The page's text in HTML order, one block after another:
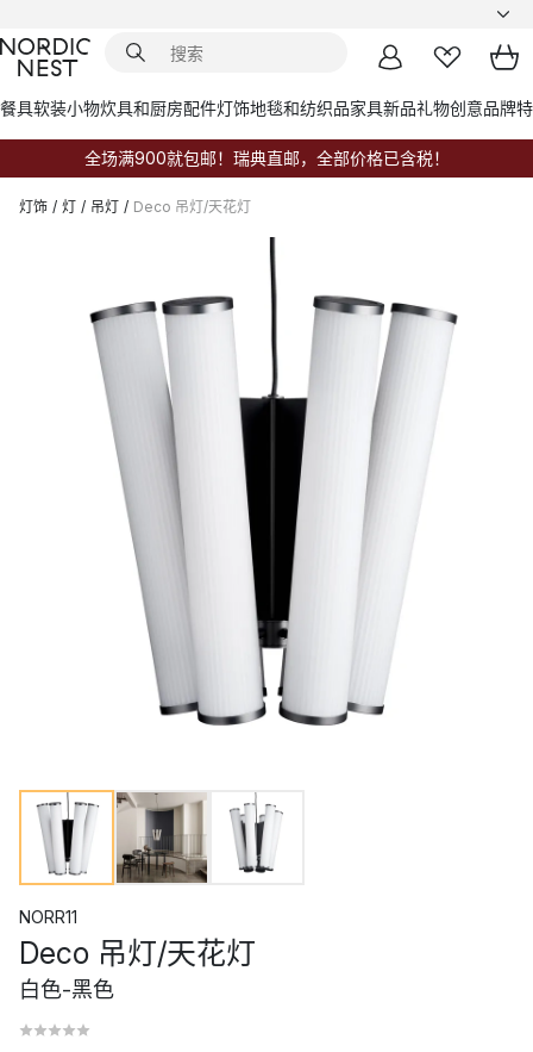
餐具软装小物炊具和厨房配件灯饰地毯和纺织品家具新品礼物创意品牌
全场满900就包邮！瑞典直邮，全部价格已含税！
灯饰 / 灯 / 吊灯 / Deco 吊灯/天花灯
NORR11
Deco 吊灯/天花灯
白色-黑色